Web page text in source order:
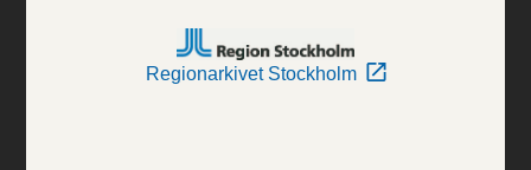
Regionarkivet Stockholm